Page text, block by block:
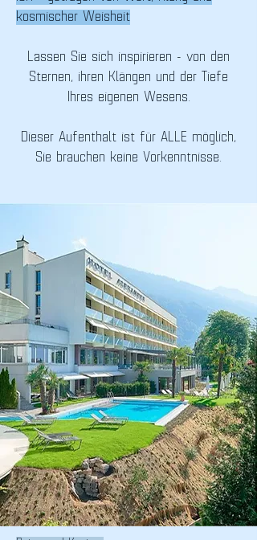
kosmischer Weisheit
Lassen Sie sich inspirieren - von den
Sternen, ihren Klängen und der Tiefe
Ihres eigenen Wesens.
Dieser Aufenthalt ist für ALLE möglich,
Sie brauchen keine Vorkenntnisse.